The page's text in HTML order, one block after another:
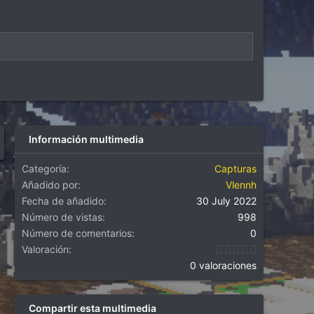
Información multimedia
Categoría
Capturas
Añadido por
Vlennh
Fecha de añadido
30 July 2022
Número de vistas
998
Número de comentarios
0
Valoración
0,00
0 valoraciones
Compartir esta multimedia